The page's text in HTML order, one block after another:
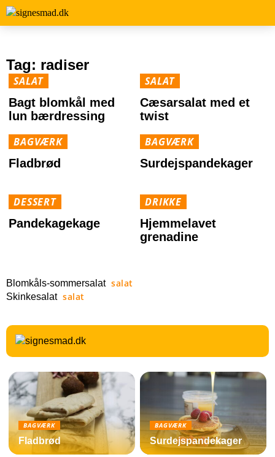
Tag: radiser
SALAT
Bagt blomkål med
lun bærdressing
SALAT
Cæsarsalat med et
twist
BAGVÆRK
Fladbrød
BAGVÆRK
Surdejspandekager
DESSERT
Pandekagekage
DRIKKE
Hjemmelavet
grenadine
Blomkåls-sommersalat salat
Skinkesalat salat
BAGVÆRK
Fladbrød
BAGVÆRK
Surdejspandekager